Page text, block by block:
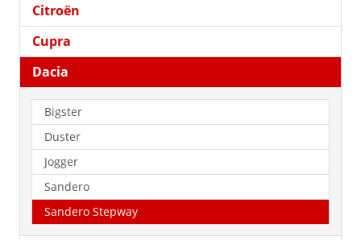
Citroën
Cupra
Dacia
Bigster
Duster
Jogger
Sandero
Sandero Stepway